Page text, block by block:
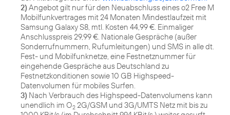
2) Angebot gilt nur für den Neuabschluss eines o2 Free M
Mobilfunkvertrages mit 24 Monaten Mindestlaufzeit mit
Samsung Galaxy S8, mtl. Kosten 44,99 €. Einmaliger
Anschlusspreis 29,99 €. Nationale Gespräche (außer
Sonderrufnummern, Rufumleitungen) und SMS in alle dt.
Fest- und Mobilfunknetze, eine Festnetznummer für
eingehende Gespräche aus Deutschland zu
Festnetzkonditionen sowie 10 GB Highspeed-
3) Nach Verbrauch des Highspeed-Datenvolumens kann
unendlich im O2 2G/GSM und 3G/UMTS Netz mit bis zu